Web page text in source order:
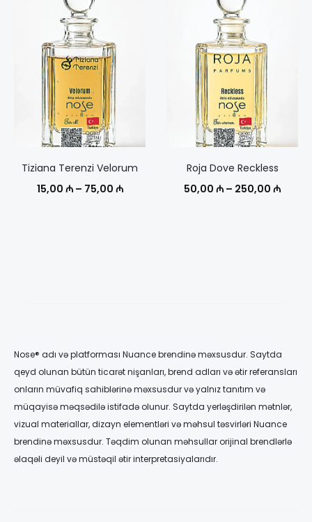
Tiziana Terenzi Velorum
15,00 ₼ – 75,00 ₼Диапазон
Roja Dove Reckless
50,00 ₼ – 250,00 ₼
Nose® adı və platforması Nuance brendinə məxsusdur. Saytda
qeyd olunan bütün ticarət nişanları, brend adları və ətir referansları
onların müvafiq sahiblərinə məxsusdur və yalnız tanıtım və
müqayisə məqsədilə istifadə olunur. Saytda yerləşdirilən mətnlər,
vizual materiallar, dizayn elementləri və məhsul təsvirləri Nuance
brendinə məxsusdur. Təqdim olunan məhsullar orijinal brendlərlə
əlaqəli deyil və müstəqil ətir interpretasiyalarıdır.